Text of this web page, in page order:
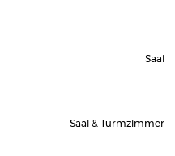
Saal
Saal & Turmzimmer